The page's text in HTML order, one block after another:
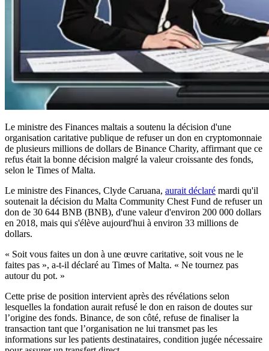
Le ministre des Finances maltais a soutenu la décision d'une
organisation caritative publique de refuser un don en cryptomonnaie
de plusieurs millions de dollars de Binance Charity, affirmant que ce
refus était la bonne décision malgré la valeur croissante des fonds,
selon le Times of Malta.
Le ministre des Finances, Clyde Caruana, aurait déclaré mardi qu'il
soutenait la décision du Malta Community Chest Fund de refuser un
don de 30 644 BNB (BNB), d'une valeur d'environ 200 000 dollars
en 2018, mais qui s'élève aujourd'hui à environ 33 millions de
dollars.
« Soit vous faites un don à une œuvre caritative, soit vous ne le
faites pas », a-t-il déclaré au Times of Malta. « Ne tournez pas
autour du pot. »
Cette prise de position intervient après des révélations selon
lesquelles la fondation aurait refusé le don en raison de doutes sur
l’origine des fonds. Binance, de son côté, refuse de finaliser la
transaction tant que l’organisation ne lui transmet pas les
informations sur les patients destinataires, condition jugée nécessaire